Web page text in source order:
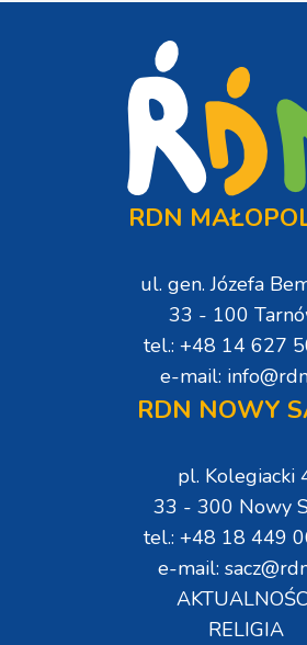
RDN
ul. gen. Józefa
33 - 100
tel.: +48 14 627
e-mail:
RDN NOWY
pl. Kolegiacki
33 - 300 Nowy
tel.: +48 18 449
e-mail:
RELIGIA